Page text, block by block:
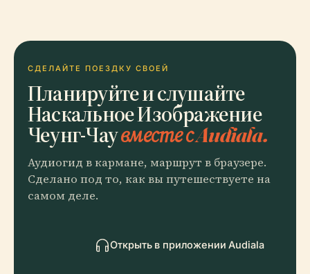
СДЕЛАЙТЕ ПОЕЗДКУ СВОЕЙ
Планируйте и слушайте
Наскальное Изображение
Чеунг-Чаувместе с Audiala.
Аудиогид в кармане, маршрут в браузере.
Сделано под то, как вы путешествуете на
самом деле.
Открыть в приложении Audiala